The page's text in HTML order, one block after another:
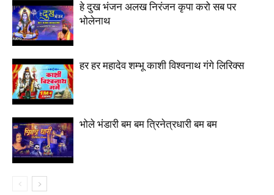
हे दुख भंजन अलख निरंजन कृपा करो सब पर
भोलेनाथ
हर हर महादेव शम्भू काशी विश्वनाथ गंगे लिरिक्स
भोले भंडारी बम बम त्रिनेत्रधारी बम बम